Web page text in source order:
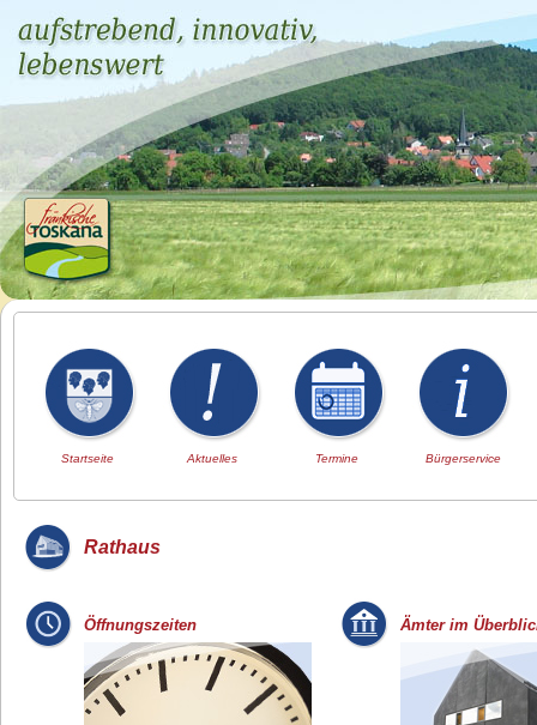
Startseite Aktuelles Termine Bürgerservice
Rathaus
Öffnungszeiten Ämter im